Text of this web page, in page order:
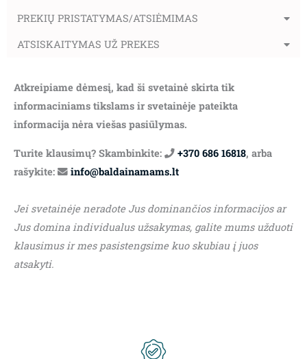
PREKIŲ PRISTATYMAS/ATSIĖMIMAS
ATSISKAITYMAS UŽ PREKES
Atkreipiame dėmesį, kad ši svetainė skirta tik
informaciniams tikslams ir svetainėje pateikta
informacija nėra viešas pasiūlymas.
Turite klausimų? Skambinkite: +370 686 16818, arba
rašykite:
info@baldainamams.lt
Jei svetainėje neradote Jus dominančios informacijos ar
Jus domina individualus užsakymas, galite mums užduoti
klausimus ir mes pasistengsime kuo skubiau į juos
atsakyti.